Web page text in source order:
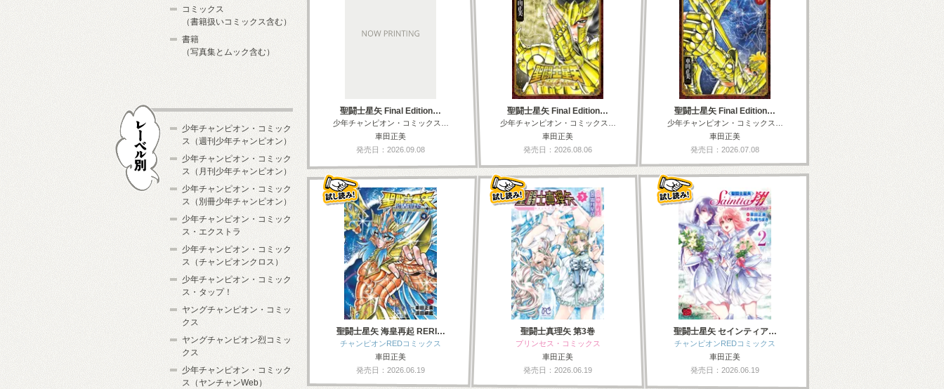
聖闘士星矢 Final Edition…
少年チャンピオン・コミックス…
車田正美
発売日：2026.09.08
聖闘士星矢 Final Edition…
少年チャンピオン・コミックス…
車田正美
発売日：2026.08.06
聖闘士星矢 Final Edition…
少年チャンピオン・コミックス…
車田正美
発売日：2026.07.08
聖闘士星矢 海皇再起 RERI…
チャンピオンREDコミックス
車田正美
発売日：2026.06.19
聖闘士真理矢 第3巻
プリンセス・コミックス
車田正美
発売日：2026.06.19
聖闘士星矢 セインティア…
チャンピオンREDコミックス
車田正美
発売日：2026.06.19
コミックス
（書籍扱いコミックス含む）
書籍
（写真集とムック含む）
少年チャンピオン・コミック
ス（週刊少年チャンピオン）
少年チャンピオン・コミック
ス（月刊少年チャンピオン）
少年チャンピオン・コミック
ス（別冊少年チャンピオン）
少年チャンピオン・コミック
ス・エクストラ
少年チャンピオン・コミック
ス（チャンピオンクロス）
少年チャンピオン・コミック
ス・タップ！
ヤングチャンピオン・コミッ
クス
ヤングチャンピオン烈コミッ
クス
少年チャンピオン・コミック
ス（ヤンチャンWeb）